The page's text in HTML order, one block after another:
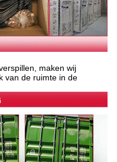
maken wij
van de ruimte in de